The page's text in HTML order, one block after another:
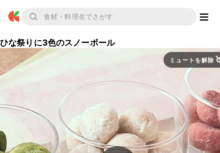
ひな祭りに3色のスノーボール
ミュートを解除